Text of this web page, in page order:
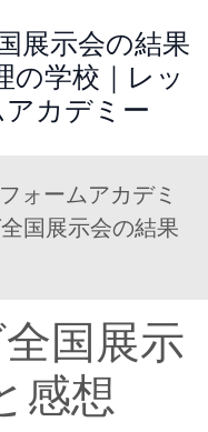
展示会の結果
の学校｜レッ
カデミー
ォームアカデミ
国展示会の結果
国展示
感想